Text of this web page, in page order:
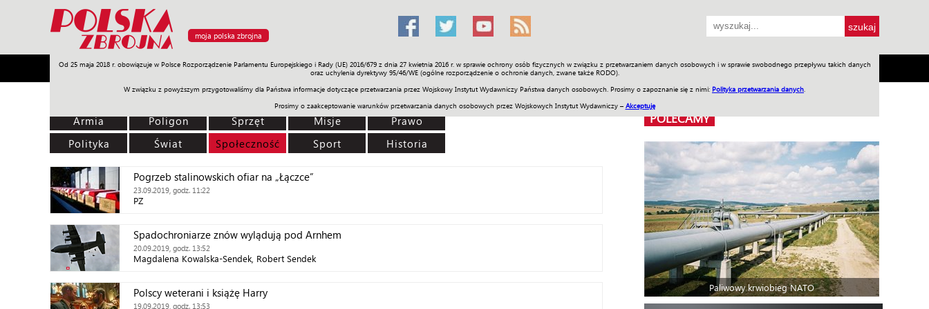
moja polska zbrojna
Od 25 maja 2018 r. obowiązuje w Polsce Rozporządzenie Parlamentu Europejskiego i Rady (UE) 2016/679 z dnia 27 kwietnia 2016 r. w sprawie ochrony osób fizycznych w związku z przetwarzaniem danych osobowych i w sprawie swobodnego przepływu takich danych
oraz uchylenia dyrektywy 95/46/WE (ogólne rozporządzenie o ochronie danych, zwane także RODO).
W związku z powyższym przygotowaliśmy dla Państwa informacje dotyczące przetwarzania przez Wojskowy Instytut Wydawniczy Państwa danych osobowych. Prosimy o zapoznanie się z nimi: Polityka przetwarzania danych
Prosimy o zaakceptowanie warunków przetwarzania danych osobowych przez Wojskowych Instytut Wydawniczy – Akceptuję
Armia Poligon Sprzęt Misje Polityka Prawo Świat Społeczność Sport Historia Galerie Wideo ENGLISH SKLEP Jednodniówki Praca w WIW
Armia Poligon Sprzęt Misje
Prawo
Polityka
Świat Społeczność Sport Historia
Pogrzeb stalinowskich ofiar na „Łączce”
23.09.2019, godz. 11:22
PZ
Spadochroniarze znów wylądują pod Arnhem
20.09.2019, godz. 13:52
Magdalena Kowalska-Sendek, Robert Sendek
Polscy weterani i książę Harry
19.09.2019, godz. 13:53
POLECAMY
Paliwowy krwiobieg NATO